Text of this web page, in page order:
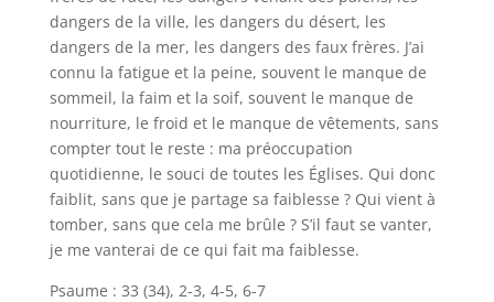
dangers de la ville, les dangers du désert, les
dangers de la mer, les dangers des faux frères. J’ai
connu la fatigue et la peine, souvent le manque de
sommeil, la faim et la soif, souvent le manque de
nourriture, le froid et le manque de vêtements, sans
compter tout le reste : ma préoccupation
quotidienne, le souci de toutes les Églises. Qui donc
faiblit, sans que je partage sa faiblesse ? Qui vient à
tomber, sans que cela me brûle ? S’il faut se vanter,
je me vanterai de ce qui fait ma faiblesse.
Psaume : 33 (34), 2-3, 4-5, 6-7